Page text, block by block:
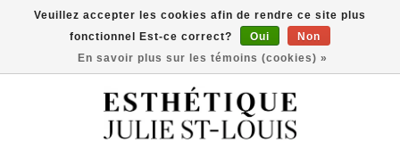
Comparer(0)
Veuillez accepter les cookies afin de rendre ce site plus
fonctionnel Est-ce correct?
Oui
Non
En savoir plus sur les témoins (cookies) »